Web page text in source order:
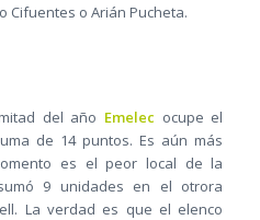
Cifuentes o Arián Pucheta.
del año Emelec ocupe el
de 14 puntos. Es aún más
es el peor local de la
9 unidades en el otrora
La verdad es que el elenco